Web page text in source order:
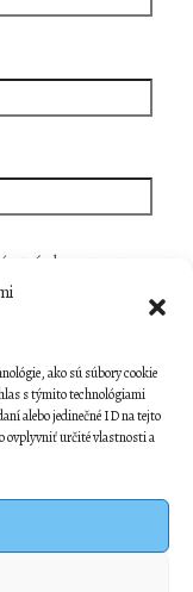
ako sú súbory cookie
s týmito technológiami
alebo jedinečné ID na tejto
ovplyvniť určité vlastnosti a
stránku v tomto